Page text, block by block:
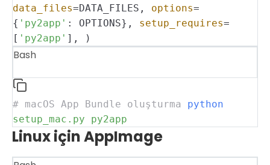
data_files=DATA_FILES, options=
{ 'py2app' : OPTIONS}, setup_requires=
[ 'py2app' ], )
Bash
# macOS App Bundle oluşturma
python
setup_mac.py
py2app
Linux için AppImage